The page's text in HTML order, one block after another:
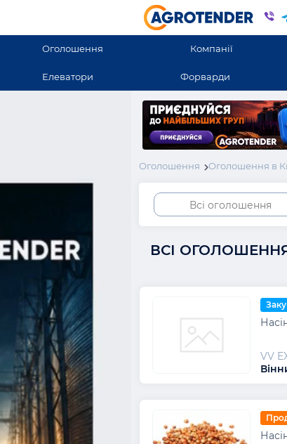
Оголошення Компанії
Елеватори Форварди
Оголошення Оголошення в
Всі оголошення
ВСІ
VV